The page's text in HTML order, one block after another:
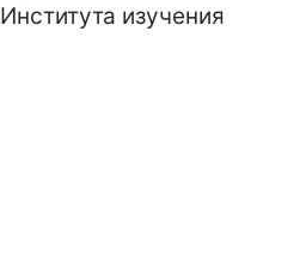
Института изучения